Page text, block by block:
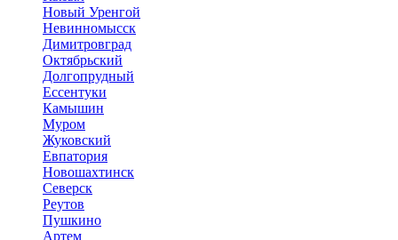
Новый Уренгой
Невинномысск
Димитровград
Октябрьский
Долгопрудный
Ессентуки
Камышин
Муром
Жуковский
Евпатория
Новошахтинск
Северск
Реутов
Пушкино
Артем